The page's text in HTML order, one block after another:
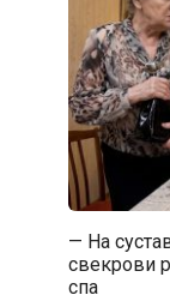
— На
свекрови
спа